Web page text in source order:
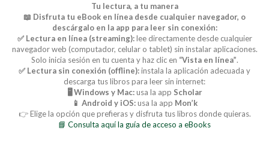
Tu lectura, a tu manera
📖 Disfruta tu eBook en línea desde cualquier navegador, o
descárgalo en la app para leer sin conexión:
✅ Lectura en línea (streaming):lee directamente desde cualquier
navegador web (computador, celular o tablet) sin instalar aplicaciones.
Solo inicia sesión en tu cuenta y haz clic en “Vista en línea”.
✅ Lectura sin conexión (offline):instala la aplicación adecuada y
descarga tus libros para leer sin internet:
🖥️ Windows y Mac:usa la app Scholar
📱 Android y iOS:usa la app Mon’k
👉 Elige la opción que prefieras y disfruta tus libros donde quieras.
📘 Consulta aquí la guía de acceso a eBooks